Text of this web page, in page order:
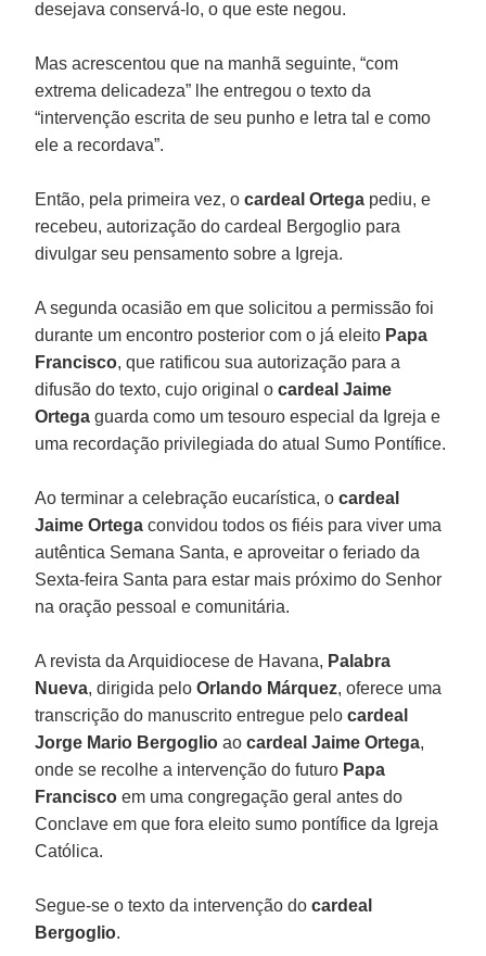
desejava conservá-lo, o que este negou.
Mas acrescentou que na manhã seguinte, “com
extrema delicadeza” lhe entregou o texto da
“intervenção escrita de seu punho e letra tal e como
ele a recordava”.
Então, pela primeira vez, ocardeal Ortega pediu, e
recebeu, autorização do cardeal Bergoglio para
divulgar seu pensamento sobre a Igreja.
A segunda ocasião em que solicitou a permissão foi
durante um encontro posterior com o já eleito Papa
Francisco, que ratificou sua autorização para a
difusão do texto, cujo original ocardeal Jaime
Ortega guarda como um tesouro especial da Igreja e
uma recordação privilegiada do atual Sumo Pontífice.
Ao terminar a celebração eucarística, ocardeal
Jaime Ortega convidou todos os fiéis para viver uma
autêntica Semana Santa, e aproveitar o feriado da
Sexta-feira Santa para estar mais próximo do Senhor
na oração pessoal e comunitária.
A revista da Arquidiocese de Havana, Palabra
Nueva, dirigida peloOrlando Márquez, oferece uma
transcrição do manuscrito entregue pelocardeal
Jorge Mario Bergoglio aocardeal Jaime Ortega,
onde se recolhe a intervenção do futuro Papa
Francisco em uma congregação geral antes do
Conclave em que fora eleito sumo pontífice da Igreja
Católica.
Segue-se o texto da intervenção docardeal
Bergoglio.